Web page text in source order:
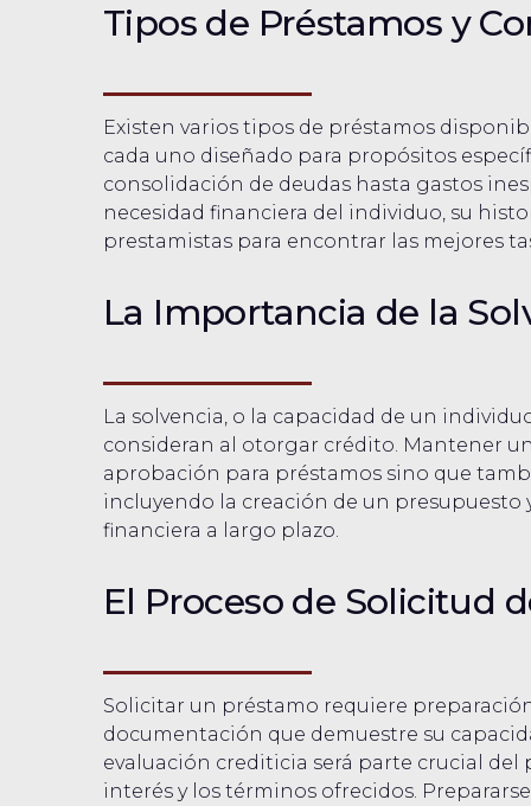
Tipos de Préstamos y
Existen varios tipos de préstamos
cada uno diseñado para propósitos
consolidación de deudas hasta gastos
necesidad financiera del individuo, su
prestamistas para encontrar las mejores
La Importancia de la
La solvencia, o la capacidad de un
consideran al otorgar crédito. Mantener
aprobación para préstamos sino que
incluyendo la creación de un presupuesto
financiera a largo plazo.
El Proceso de Solicitud
Solicitar un préstamo requiere
documentación que demuestre su
evaluación crediticia será parte crucial
interés y los términos ofrecidos.